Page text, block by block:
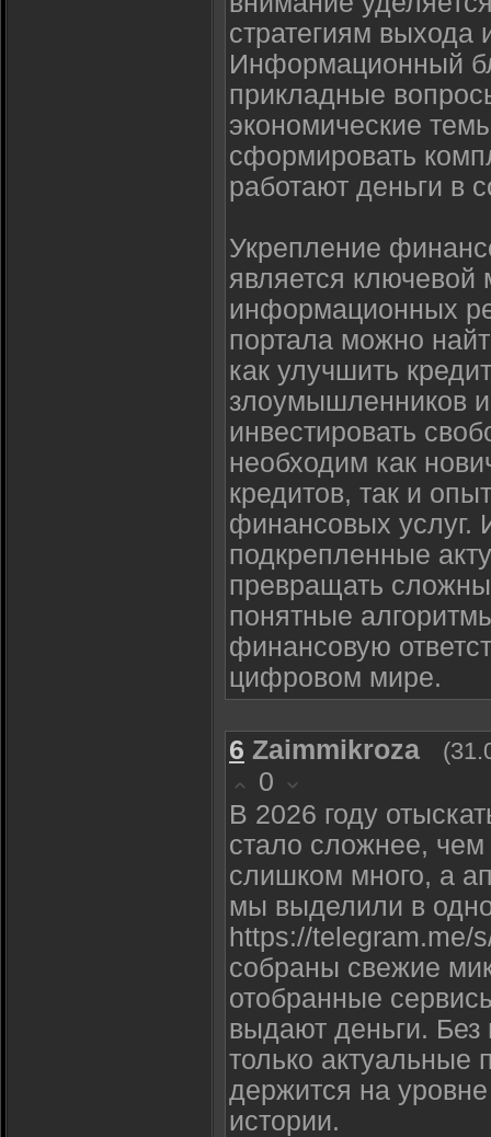
стратегиям выхода
Информационный
прикладные
экономические
сформировать
работают деньги в
Укрепление
является ключевой
информационных
портала можно
как улучшить
злоумышленников и
инвестировать
необходим как
кредитов, так и
финансовых
подкрепленные
превращать
понятные
финансовую
цифровом мире.
6 Zaimmikroza
0
В 2026 году
стало сложнее,
слишком много, а
мы выделили в
https://telegram.me/
собраны свежие
отобранные
выдают деньги. Без
только актуальные
держится на
истории.